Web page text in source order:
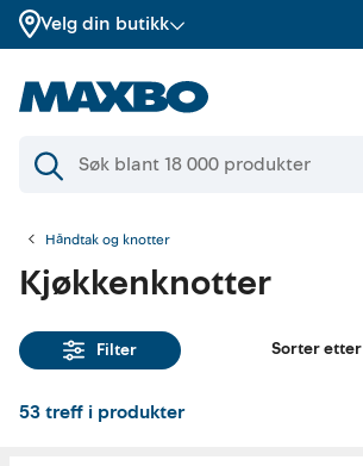
Velg din butikk
Håndtak og knotter
Kjøkkenknotter
Filter Sorter etter
53treff i produkter